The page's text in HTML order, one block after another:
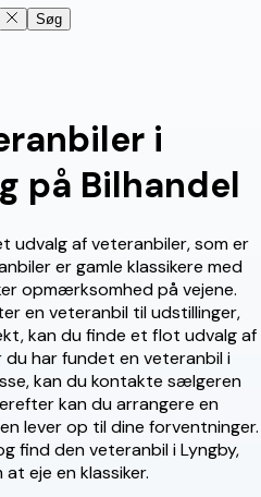
Søg
i
på Bilhandel
udvalg af veteranbiler, som er
er gamle klassikere med
opmærksomhed på vejene.
en veteranbil til udstillinger,
kan du finde et flot udvalg af
du har fundet en veteranbil i
kan du kontakte sælgeren
kan du arrangere en
lever op til dine forventninger.
find den veteranbil i Lyngby,
eje en klassiker.